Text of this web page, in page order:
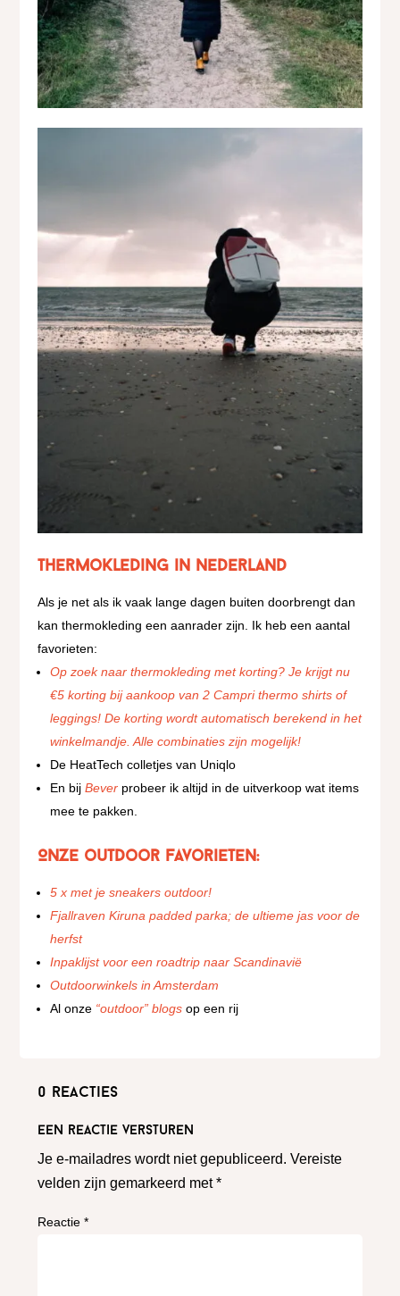
Thermokleding in Nederland
Als je net als ik vaak lange dagen buiten doorbrengt dan
kan thermokleding een aanrader zijn. Ik heb een aantal
favorieten:
Op zoek naar thermokleding met korting? Je krijgt nu
€5 korting bij aankoop van 2 Campri thermo shirts of
leggings! De korting wordt automatisch berekend in het
winkelmandje. Alle combinaties zijn mogelijk!
De HeatTech colletjes van Uniqlo
En bijBever probeer ik altijd in de uitverkoop wat items
mee te pakken.
Onze outdoor favorieten:
5 x met je sneakers outdoor!
Fjallraven Kiruna padded parka; de ultieme jas voor de
herfst
Inpaklijst voor een roadtrip naar Scandinavië
Outdoorwinkels in Amsterdam
Al onze “outdoor” blogs op een rij
0 reacties
Een reactie versturen
Je e-mailadres wordt niet gepubliceerd. Vereiste
velden zijn gemarkeerd met*
Reactie*